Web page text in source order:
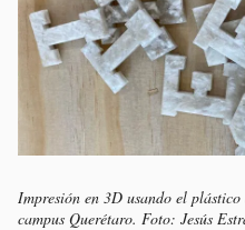
Impresión en 3D usando el plástico
campus Querétaro. Foto: Jesús